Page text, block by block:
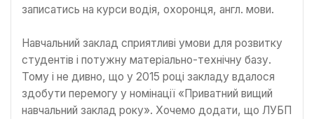
записатись на курси водія, охоронця, англ. мови.
Навчальний заклад сприятливі умови для розвитку
студентів і потужну матеріально-технічну базу.
Тому і не дивно, що у 2015 році закладу вдалося
здобути перемогу у номінації «Приватний вищий
навчальний заклад року». Хочемо додати, що ЛУБП